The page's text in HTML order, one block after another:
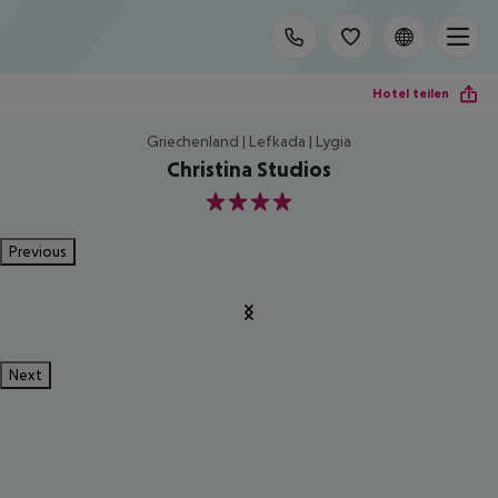
Hotel teilen
Griechenland | Lefkada | Lygia
Christina Studios
4
Previous
Next